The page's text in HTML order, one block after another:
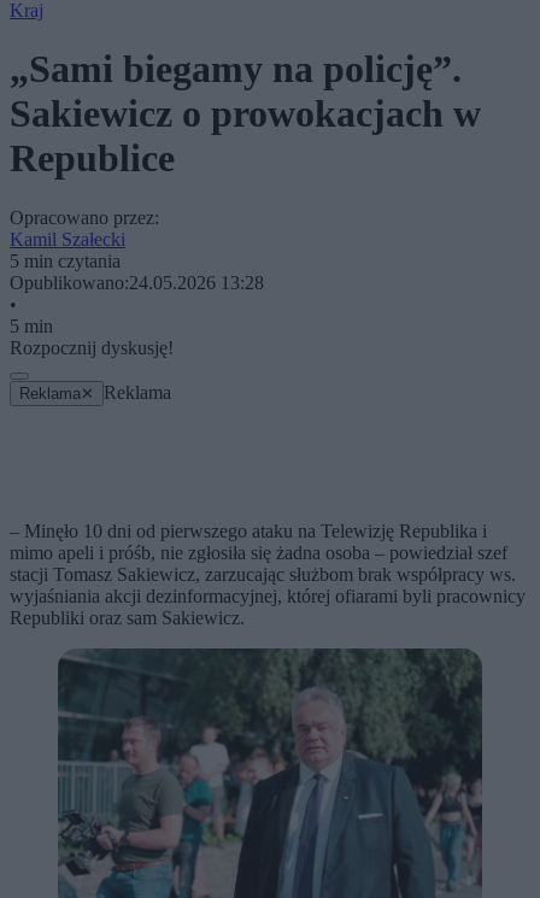
Kraj
„Sami biegamy na policję”.
Sakiewicz o prowokacjach w
Republice
Opracowano przez:
Kamil Szałecki
5 min czytania
Opublikowano:24.05.2026 13:28
•
5 min
Rozpocznij dyskusję!
Reklama ✕ Reklama
– Minęło 10 dni od pierwszego ataku na Telewizję Republika i
mimo apeli i próśb, nie zgłosiła się żadna osoba – powiedział szef
stacji Tomasz Sakiewicz, zarzucając służbom brak współpracy ws.
wyjaśniania akcji dezinformacyjnej, której ofiarami byli pracownicy
Republiki oraz sam Sakiewicz.